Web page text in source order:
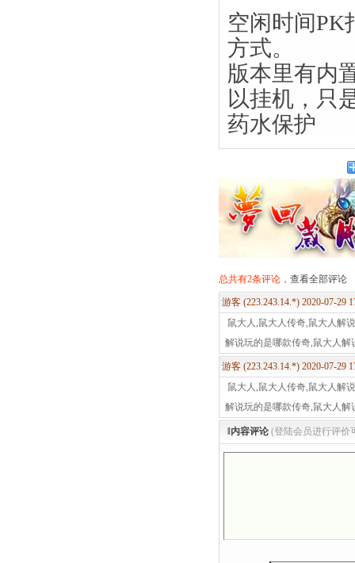
空闲时间PK
方式。
版本里有内
以挂机，只
药水保护
总共有2条评论， 查看全部评论
游客 (223.243.14.*) 2020-07-29
鼠大人,鼠大人传奇,鼠大人解
解说玩的是哪款传奇,鼠大人解
游客 (223.243.14.*) 2020-07-29
鼠大人,鼠大人传奇,鼠大人解
解说玩的是哪款传奇,鼠大人解
‖内容评论 (登陆会员进行评价